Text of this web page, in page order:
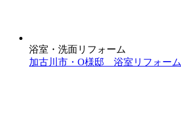
浴室・洗面リフォーム
加古川市・O様邸 浴室リフォーム